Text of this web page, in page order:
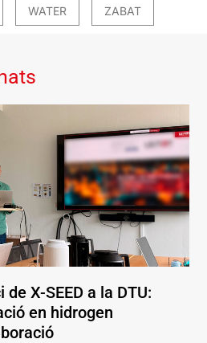
WATER ZABAT
X-SEED a la DTU:
en hidrogen